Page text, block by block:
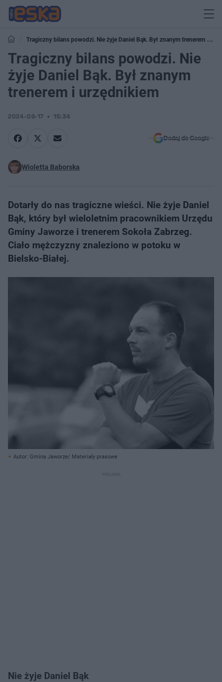
Tragiczny bilans powodzi. Nie żyje Daniel Bąk. Był znanym trenerem i
urzędnikiem
Tragiczny bilans powodzi. Nie
żyje Daniel Bąk. Był znanym
trenerem i urzędnikiem
2024-09-17 15:34
Dodaj do Google
Wioletta Baborska
Dotarły do nas tragiczne wieści. Nie żyje Daniel
Bąk, który był wieloletnim pracownikiem Urzędu
Gminy Jaworze i trenerem Sokoła Zabrzeg.
Ciało mężczyzny znaleziono w potoku w
Bielsko-Białej.
Autor: Gmina Jaworze/ Materiały prasowe
Nie żyje Daniel Bąk